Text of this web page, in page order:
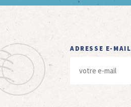
ADRESSE E-MAIL